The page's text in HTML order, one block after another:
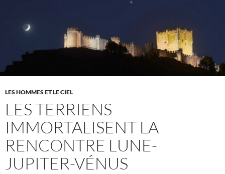
LES HOMMES ET LE CIEL
LES TERRIENS
IMMORTALISENT LA
RENCONTRE LUNE-
JUPITER-VÉNUS